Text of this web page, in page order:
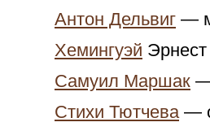
Антон Дельвиг —
Хемингуэй
Самуил Маршак —
Стихи Тютчева —